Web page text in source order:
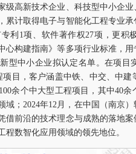
级高新技术企业、科技型中小企
累计取得电子与智能化工程专业
利1项、软件著作权27项，更积
心构建指南》等多项行业标准，
型中小企业拟认定名单。在项目
项目，客户涵盖中铁、中交、中
余个中大型工程项目，其中40
域；2024年12月，在中国（南京
借前沿的技术理念与成熟的落地
数智化应用领域的领先地位。